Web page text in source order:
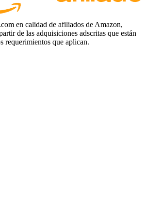
en calidad de afiliados de Amazon,
de las adquisiciones adscritas que están
requerimientos que aplican.